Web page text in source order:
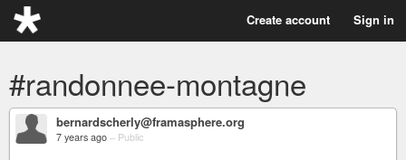
Create account Sign in
#randonnee-montagne
bernardscherly@framasphere.org
7 years ago – Public